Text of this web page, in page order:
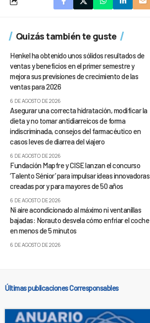
Quizás también te guste
Henkel ha obtenido unos sólidos resultados de
ventas y beneficios en el primer semestre y
mejora sus previsiones de crecimiento de las
ventas para 2026
6 DE AGOSTO DE 2026
Asegurar una correcta hidratación, modificar la
dieta y no tomar antidiarreicos de forma
indiscriminada, consejos del farmacéutico en
casos leves de diarrea del viajero
6 DE AGOSTO DE 2026
Fundación Mapfre y CISE lanzan el concurso
‘Talento Sénior’ para impulsar ideas innovadoras
creadas por y para mayores de 50 años
6 DE AGOSTO DE 2026
Ni aire acondicionado al máximo ni ventanillas
bajadas: Norauto desvela cómo enfriar el coche
en menos de 5 minutos
6 DE AGOSTO DE 2026
Últimas publicaciones Corresponsables